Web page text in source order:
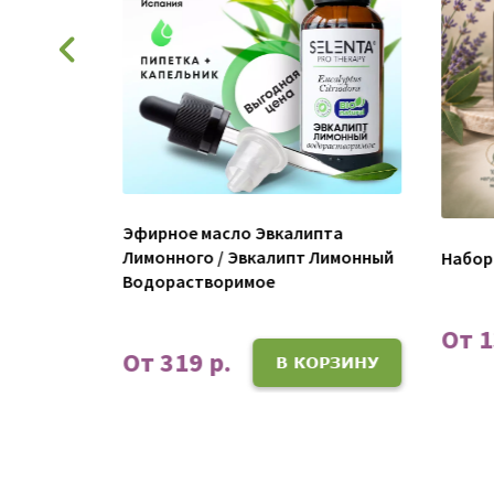
Эфирное масло Эвкалипта
Лимонного / Эвкалипт Лимонный
Водорастворимое
От 319 р. В КОРЗИНУ
От